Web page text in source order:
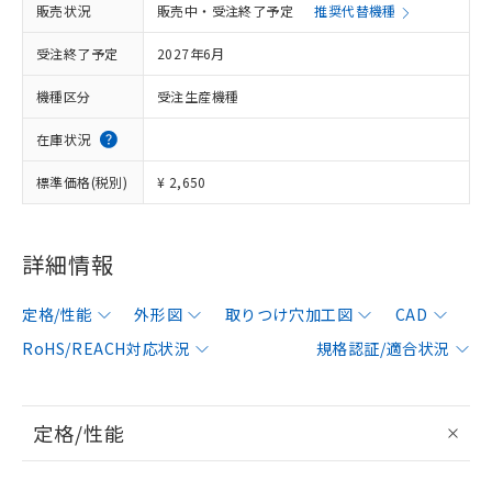
販売状況 販売中・受注終了予定 推奨代替機種
受注終了予定 2027年6月
機種区分 受注生産機種
在庫状況
標準価格(税別) ¥ 2,650
詳細情報
定格/性能 外形図 取りつけ穴加工図
CAD
RoHS/REACH対応状況
規格認証/適合状況
定格/性能